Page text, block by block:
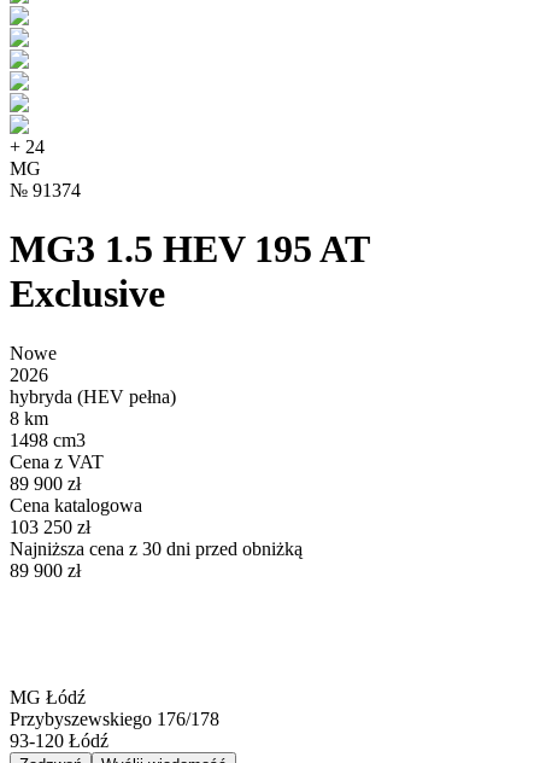
+ 24
MG
№ 91374
MG3 1.5 HEV 195 AT
Exclusive
Nowe
2026
hybryda (HEV pełna)
8 km
1498 cm3
Cena z VAT
89 900 zł
Cena katalogowa
103 250 zł
Najniższa cena z 30 dni przed obniżką
89 900 zł
MG Łódź
Przybyszewskiego 176/178
93-120 Łódź